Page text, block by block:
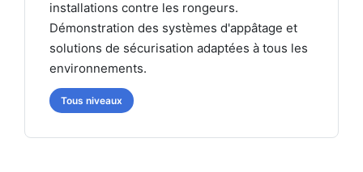
installations contre les rongeurs.
Démonstration des systèmes d'appâtage et
solutions de sécurisation adaptées à tous les
environnements.
Tous niveaux